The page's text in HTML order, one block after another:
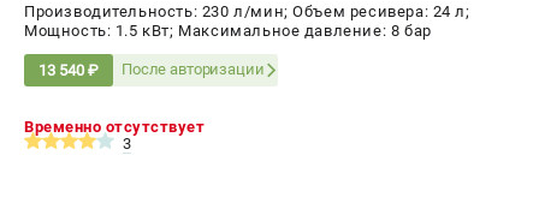
Производительность: 230 л/мин; Объем ресивера: 24 л;
Мощность: 1.5 кВт; Максимальное давление: 8 бар
13 540 ₽ После авторизации
Временно отсутствует
3